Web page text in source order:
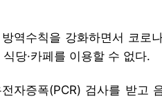
역수칙을 강화하면서 코로
당·카페를 이용할 수 없다.
자증폭(PCR) 검사를 받고